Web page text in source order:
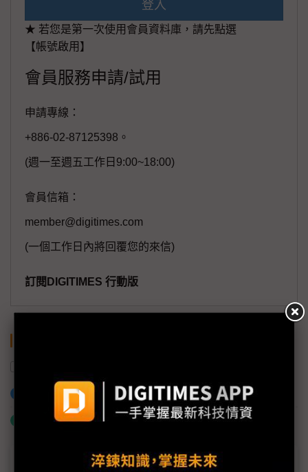
登入
★ 若您是第一次使用會員資料庫，請先點選
【帳號啟用】
會員服務申請/試用
申請專線：
+886-02-87125398。
(週一至週五工作日9:00~18:00)
會員信箱：
member@digitimes.com
(一個工作日內將回覆您的來信)
訂閱DIGITIMES 行動版
加入已選取到「關鍵字追蹤」
什麼是「關鍵字追蹤」
議題精選－台廠立方衛星商機何在